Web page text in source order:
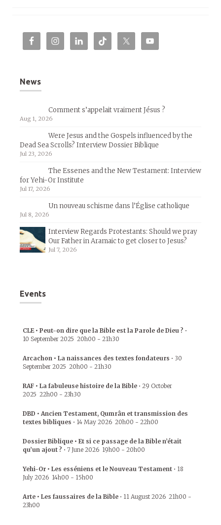
News
Comment s’appelait vraiment Jésus ?
Aug 1, 2026
Were Jesus and the Gospels influenced by the
Dead Sea Scrolls? Interview Dossier Biblique
Jul 23, 2026
The Essenes and the New Testament: Interview
for Yehi-Or Institute
Jul 17, 2026
Un nouveau schisme dans l’Église catholique
Jul 8, 2026
Interview Regards Protestants: Should we pray
Our Father in Aramaic to get closer to Jesus?
Jul 7, 2026
Events
CLE • Peut-on dire que la Bible est la Parole de Dieu ? •
10 September 2025 20h00 - 21h30
Arcachon • La naissances des textes fondateurs • 30
September 2025 20h00 - 21h30
RAF • La fabuleuse histoire de la Bible • 29 October
2025 22h00 - 23h30
DBD • Ancien Testament, Qumrân et transmission des
textes bibliques • 14 May 2026 20h00 - 22h00
Dossier Biblique • Et si ce passage de la Bible n’était
qu’un ajout ? • 7 June 2026 19h00 - 20h00
Yehi-Or • Les esséniens et le Nouveau Testament • 18
July 2026 14h00 - 15h00
Arte • Les faussaires de la Bible • 11 August 2026 21h00 -
23h00